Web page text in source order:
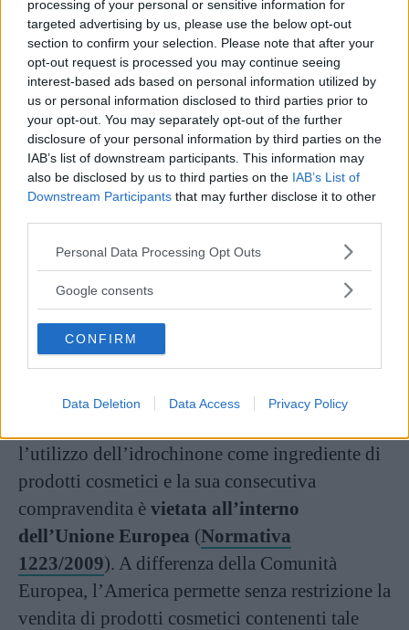
processing of your personal or sensitive information for
targeted advertising by us, please use the below opt-out
section to confirm your selection. Please note that after your
opt-out request is processed you may continue seeing
interest-based ads based on personal information utilized by
us or personal information disclosed to third parties prior to
your opt-out. You may separately opt-out of the further
disclosure of your personal information by third parties on the
IAB’s list of downstream participants. This information may
also be disclosed by us to third parties on the IAB’s List of
Downstream Participants that may further disclose it to other
Please note that this website/app uses one or more Google
not limited to your visit or usage behaviour. You may click to
use your data for below specified purposes in below Google
consent section.
Personal Data Processing Opt Outs
Google consents
CONFIRM
Data Deletion Data Access Privacy Policy
pelle, generando ulteriori macchie e
peggiorando la situazione iniziale.
Come e dove si trova in
commercio l’idrochinone
l’utilizzo dell’idrochinone come ingrediente di
prodotti cosmetici e la sua consecutiva
compravendita è vietata all’interno
dell’Unione Europea (Normativa
1223/2009). A differenza della Comunità
Europea, l’America permette senza restrizione la
vendita di prodotti cosmetici contenenti tale